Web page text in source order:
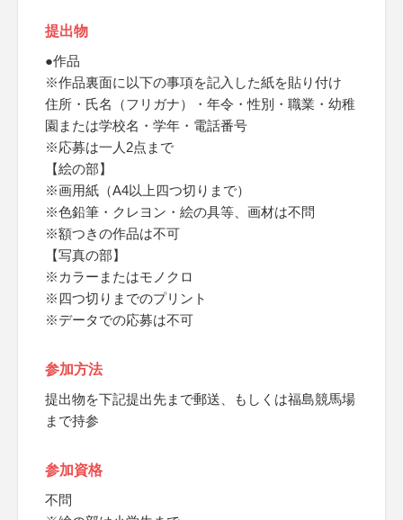
提出物
●作品
※作品裏面に以下の事項を記入した紙を貼り付け
住所・氏名（フリガナ）・年令・性別・職業・幼稚
園または学校名・学年・電話番号
※応募は一人2点まで
【絵の部】
※画用紙（A4以上四つ切りまで）
※色鉛筆・クレヨン・絵の具等、画材は不問
※額つきの作品は不可
【写真の部】
※カラーまたはモノクロ
※四つ切りまでのプリント
※データでの応募は不可
参加方法
提出物を下記提出先まで郵送、もしくは福島競馬場
まで持参
参加資格
不問